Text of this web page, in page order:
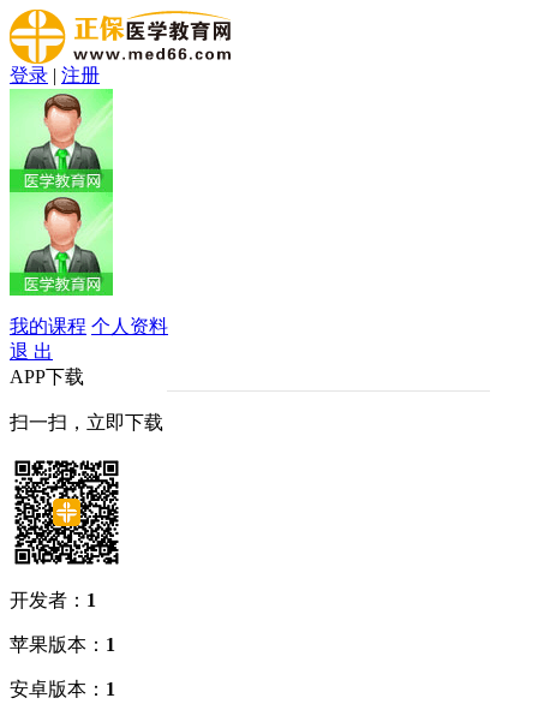
登录 | 注册
我的课程 个人资料
退 出
APP下载
扫一扫，立即下载
开发者： 1
苹果版本： 1
安卓版本： 1